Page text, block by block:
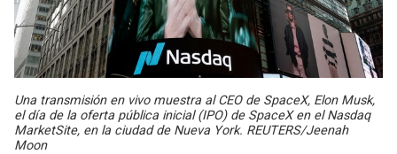
Una transmisión en vivo muestra al CEO de SpaceX, Elon Musk,
el día de la oferta pública inicial (IPO) de SpaceX en el Nasdaq
MarketSite, en la ciudad de Nueva York. REUTERS/Jeenah
Moon